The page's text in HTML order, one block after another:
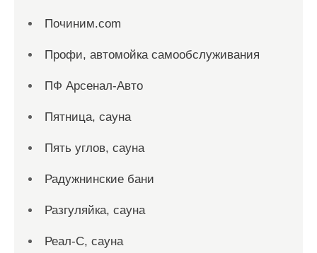
Починим.com
Профи, автомойка самообслуживания
ПФ Арсенал-Авто
Пятница, сауна
Пять углов, сауна
Радужнинские бани
Разгуляйка, сауна
Реал-С, сауна